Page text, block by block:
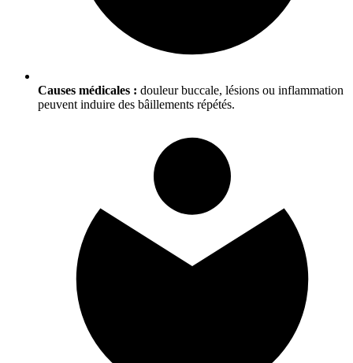
Causes médicales : douleur buccale, lésions ou inflammation
peuvent induire des bâillements répétés.